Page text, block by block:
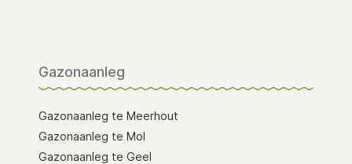
Gazonaanleg
Gazonaanleg te Meerhout
Gazonaanleg te Mol
Gazonaanleg te Geel